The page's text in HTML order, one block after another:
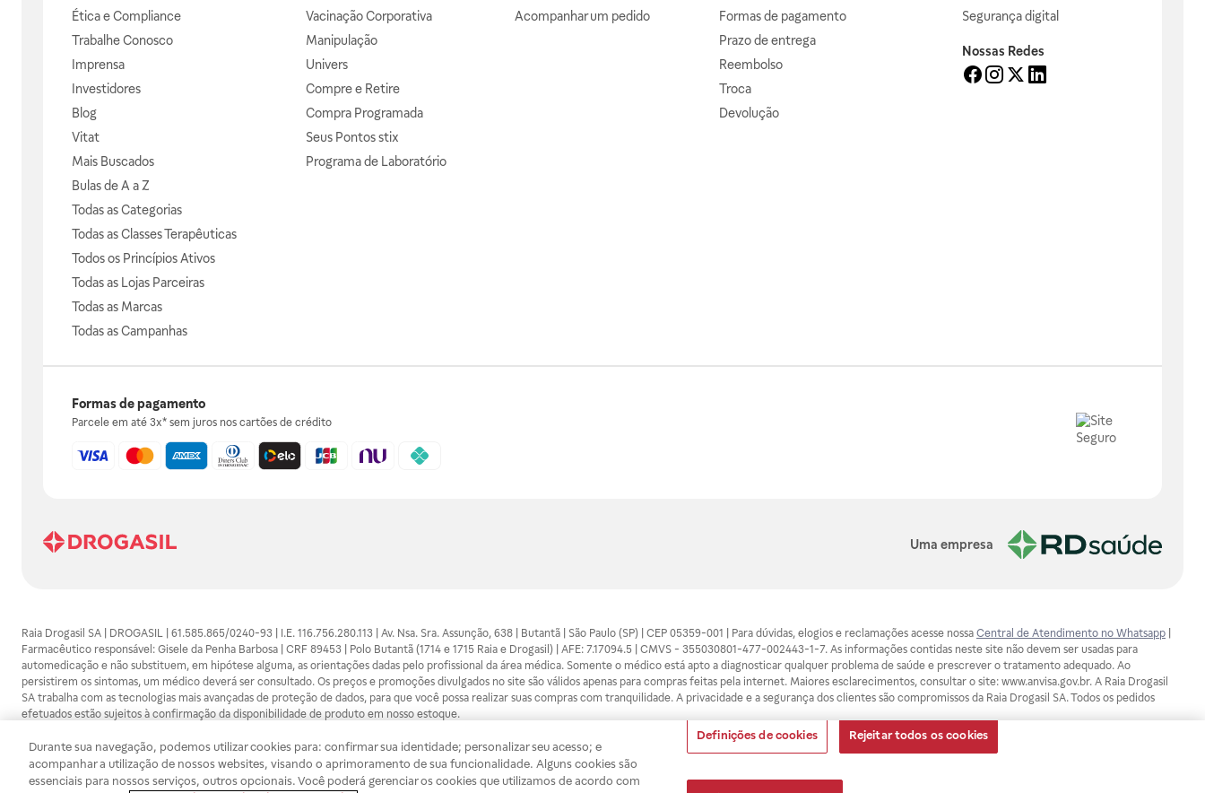
Ética e Compliance
Trabalhe Conosco
Imprensa
Investidores
Blog
Vitat
Mais Buscados
Bulas de A a Z
Todas as Categorias
Todas as Classes Terapêuticas
Todos os Princípios Ativos
Todas as Lojas Parceiras
Todas as Marcas
Todas as Campanhas
Vacinação Corporativa
Manipulação
Univers
Compre e Retire
Compra Programada
Seus Pontos stix
Programa de Laboratório
Acompanhar um pedido
Formas de pagamento
Prazo de entrega
Reembolso
Troca
Devolução
Segurança digital
Nossas Redes
Formas de pagamento
Parcele em até 3x* sem juros nos cartões de crédito
Uma empresa
Raia Drogasil SA | DROGASIL | 61.585.865/0240-93 | I.E. 116.756.280.113 | Av. Nsa. Sra. Assunção, 638 | Butantã | São Paulo (SP) | CEP 05359-001 | Para dúvidas, elogios e reclamações acesse nossa Central de Atendimento no Whatsapp
Farmacêutico responsável: Gisele da Penha Barbosa | CRF 89453 | Polo Butantã (1714 e 1715 Raia e Drogasil) | AFE: 7.17094.5 | CMVS - 355030801-477-002443-1-7. As informações contidas neste site não devem ser usadas para
automedicação e não substituem, em hipótese alguma, as orientações dadas pelo profissional da área médica. Somente o médico está apto a diagnosticar qualquer problema de saúde e prescrever o tratamento adequado. Ao
persistirem os sintomas, um médico deverá ser consultado. Os preços e promoções divulgados no site são válidos apenas para compras feitas pela internet. Maiores esclarecimentos, consultar o site: www.anvisa.gov.br. A Raia Drogasil
SA trabalha com as tecnologias mais avançadas de proteção de dados, para que você possa realizar suas compras com tranquilidade. A privacidade e a segurança dos clientes são compromissos da Raia Drogasil SA. Todos os pedidos
efetuados estão sujeitos à confirmação da disponibilidade de produto em nosso estoque.
ADrogasilsegue as determinações da
Durante sua navegação, podemos utilizar cookies para: confirmar sua identidade; personalizar seu acesso; e
acompanhar a utilização de nossos websites, visando o aprimoramento de sua funcionalidade. Alguns cookies são
essenciais para nossos serviços, outros opcionais. Você poderá gerenciar os cookies que utilizamos de acordo com
Definições de cookies Rejeitar todos os cookies